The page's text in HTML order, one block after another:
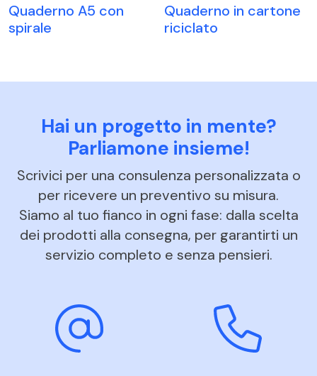
Quaderno A5 con
spirale
Quaderno in cartone
riciclato
Hai un progetto in mente?
Parliamone insieme!
Scrivici per una consulenza personalizzata o
per ricevere un preventivo su misura.
Siamo al tuo fianco in ogni fase: dalla scelta
dei prodotti alla consegna, per garantirti un
servizio completo e senza pensieri.